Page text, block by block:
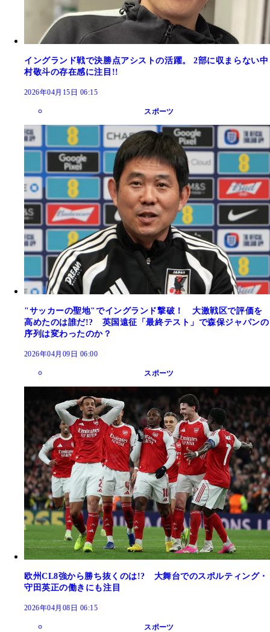
イングランド戦で決勝点アシストの活躍。 2部に収まらない中
村敬斗の存在感に注目!!
2026年04月15日 06:15
スポーツ
"サッカーの聖地"でイングランド撃破！ 大激戦区で評価を
高めたのは誰だ!? 英国遠征「最終テスト」で森保ジャパンの
序列は変わったのか？
2026年04月09日 06:00
スポーツ
欧州CL8強から勝ち抜くのは!? 大舞台でのスポルティング・
守田英正の働きにも注目
2026年04月08日 06:15
スポーツ